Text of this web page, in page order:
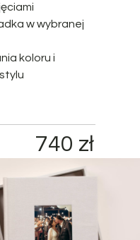
740 zł
w wybranej
koloru i